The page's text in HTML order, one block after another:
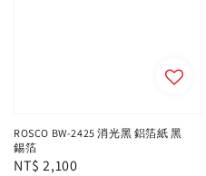
ROSCO BW-2425 消光黑 鋁箔紙 黑
錫箔
Regular
NT$ 2,100